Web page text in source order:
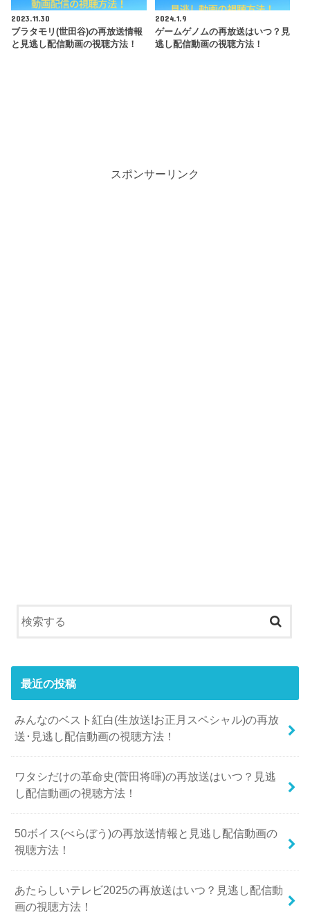
2023.11.30
ブラタモリ(世田谷)の再放送情報
と見逃し配信動画の視聴方法！
2024.1.9
ゲームゲノムの再放送はいつ？見
逃し配信動画の視聴方法！
スポンサーリンク
最近の投稿
みんなのベスト紅白(生放送!お正月スペシャル)の再放
送･見逃し配信動画の視聴方法！
ワタシだけの革命史(菅田将暉)の再放送はいつ？見逃
し配信動画の視聴方法！
50ボイス(べらぼう)の再放送情報と見逃し配信動画の
視聴方法！
あたらしいテレビ2025の再放送はいつ？見逃し配信動
画の視聴方法！